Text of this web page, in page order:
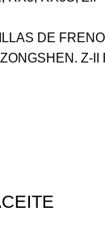
DE
Z-II